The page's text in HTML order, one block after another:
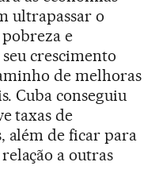
ultrapassar o
e
crescimento
de melhoras
Cuba conseguiu
taxas de
além de ficar para
a outras